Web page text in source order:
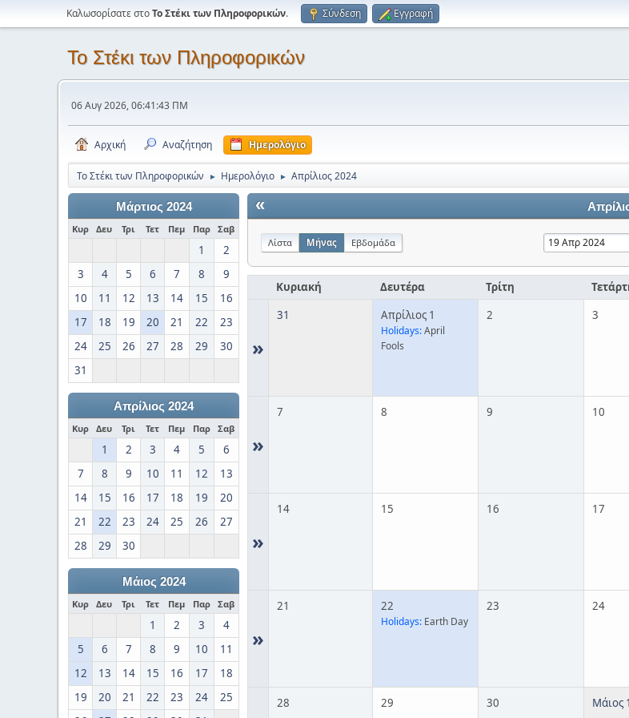
Καλωσορίσατε στοΤο Στέκι των Πληροφορικών. Σύνδεση Εγγραφή
Το Στέκι των Πληροφορικών
06 Αυγ 2026, 06:41:43 ΠΜ
Αρχική Αναζήτηση Ημερολόγιο
Το Στέκι των Πληροφορικών ► Ημερολόγιο ► Απρίλιος 2024
Μάρτιος 2024
Κυρ Δευ Τρι Τετ Πεμ Παρ Σαβ
1
2
3
4 5 6 7 8
9
10
11 12 13 14 15
16
17
18 19 20 21 22
23
24
25 26 27 28 29
30
31
Απρίλιος 2024
Κυρ Δευ Τρι Τετ Πεμ Παρ Σαβ
1 2 3 4 5
6
7
8 9 10 11 12
13
14
15 16 17 18 19
20
21
22 23 24 25 26
27
28
29 30
Μάιος 2024
Κυρ Δευ Τρι Τετ Πεμ Παρ Σαβ
1 2 3
4
5
6 7 8 9 10
11
12
13 14 15 16 17
18
19
20 21 22 23 24
25
«
Λίστα Μήνας Εβδομάδα
Κυριακή Δευτέρα Τρίτη
»
31 Απρίλιος 1
Holidays:April
Fools
2 3
»
7 8 9 10
»
14 15 16 17
»
21 22
Holidays: Earth Day
23 24
28 29 30 Μάιος 1